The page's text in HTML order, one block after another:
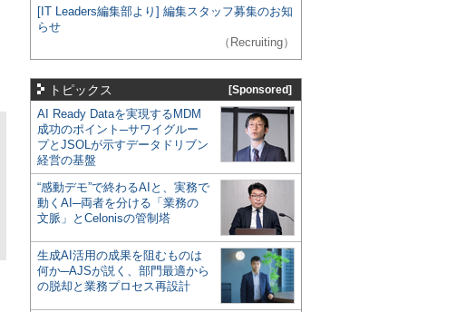
[IT Leaders編集部より] 編集スタッフ募集のお知
らせ
（Recruiting）
トピックス [Sponsored]
AI Ready Dataを実現するMDM
成功のポイント─サワイグルー
プとJSOLが示すデータドリブン
経営の基盤
“感動デモ”で終わるAIと、実務で
動くAI─両者を分ける「業務の
文脈」とCelonisの管制塔
生成AI活用の成果を阻むものは
何か─AJSが説く、部門最適から
の脱却と業務プロセス再設計